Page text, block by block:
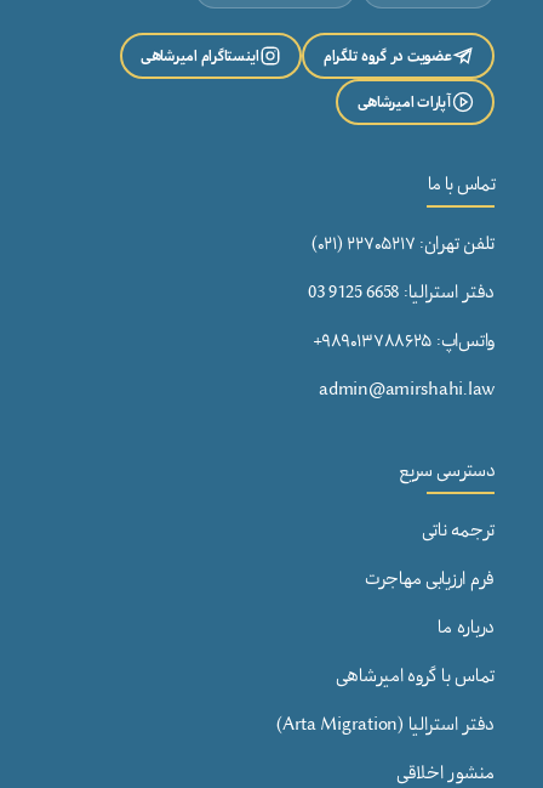
عضویت در گروه تلگرام اینستاگرام امیرشاهی
آپارات امیرشاهی
تماس با ما
تلفن تهران: ۲۲۷۰۵۲۱۷ (۰۲۱)
دفتر استرالیا: 6658 9125 03
واتس‌اپ: ۹۸۹۰۱۳۷۸۸۶۲۵+
admin@amirshahi.law
دسترسی سریع
ترجمه ناتی
فرم ارزیابی مهاجرت
درباره ما
تماس با گروه امیرشاهی
دفتر استرالیا (Arta Migration)
منشور اخلاقی